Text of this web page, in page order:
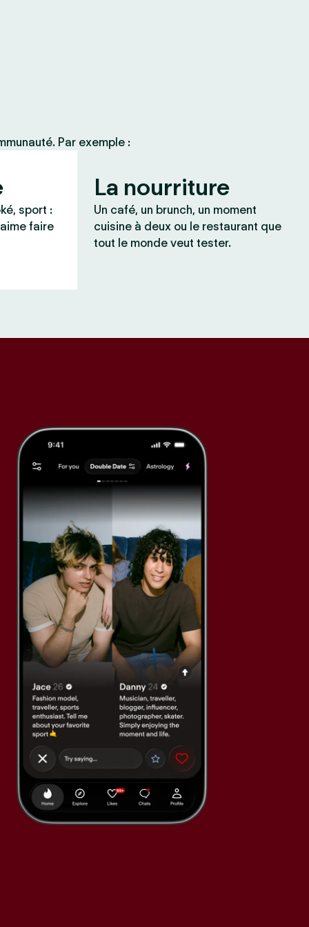
Par exemple :
sport :
faire
La nourriture
Un café, un brunch, un moment
cuisine à deux ou le restaurant que
tout le monde veut tester.